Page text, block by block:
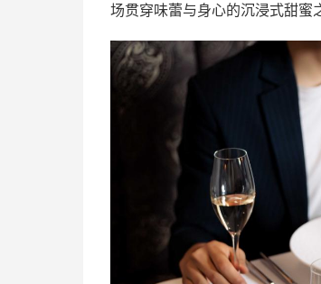
场贯穿味蕾与身心的沉浸式甜蜜